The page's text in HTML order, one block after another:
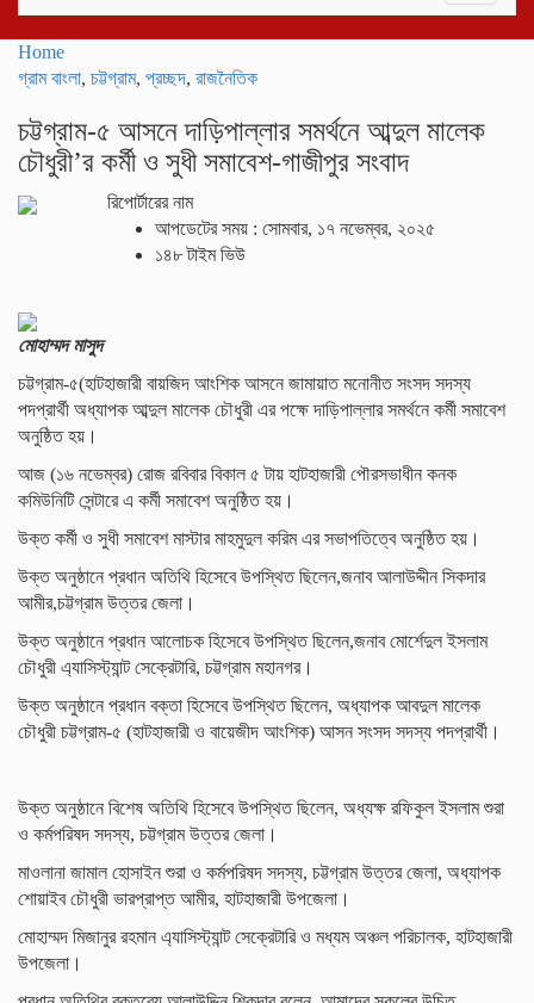
Home
গ্রাম বাংলা, চট্টগ্রাম, প্রচ্ছদ, রাজনৈতিক
চট্টগ্রাম-৫ আসনে দাড়িপাল্লার সমর্থনে আব্দুল মালেক
চৌধুরী’র কর্মী ও সুধী সমাবেশ-গাজীপুর সংবাদ
রিপোর্টারের নাম
আপডেটের সময় : সোমবার, ১৭ নভেম্বর, ২০২৫
১৪৮ টাইম ভিউ
মোহাম্মদ মাসুদ
চট্টগ্রাম-৫(হাটহাজারী বায়জিদ আংশিক আসনে জামায়াত মনোনীত সংসদ সদস্য
পদপ্রার্থী অধ্যাপক আব্দুল মালেক চৌধুরী এর পক্ষে দাড়িপাল্লার সমর্থনে কর্মী সমাবেশ
অনুষ্ঠিত হয়।
আজ (১৬ নভেম্বর) রোজ রবিবার বিকাল ৫ টায় হাটহাজারী পৌরসভাধীন কনক
কমিউনিটি সেন্টারে এ কর্মী সমাবেশ অনুষ্ঠিত হয়।
উক্ত কর্মী ও সুধী সমাবেশ মাস্টার মাহমুদুল করিম এর সভাপতিত্বে অনুষ্ঠিত হয়।
উক্ত অনুষ্ঠানে প্রধান অতিথি হিসেবে উপস্থিত ছিলেন,জনাব আলাউদ্দীন সিকদার
আমীর,চট্টগ্রাম উত্তর জেলা।
উক্ত অনুষ্ঠানে প্রধান আলোচক হিসেবে উপস্থিত ছিলেন,জনাব মোর্শেদুল ইসলাম
চৌধুরী এ্যাসিস্ট্যান্ট সেক্রেটারি, চট্টগ্রাম মহানগর।
উক্ত অনুষ্ঠানে প্রধান বক্তা হিসেবে উপস্থিত ছিলেন, অধ্যাপক আবদুল মালেক
চৌধুরী চট্টগ্রাম-৫ (হাটহাজারী ও বায়েজীদ আংশিক) আসন সংসদ সদস্য পদপ্রার্থী।
উক্ত অনুষ্ঠানে বিশেষ অতিথি হিসেবে উপস্থিত ছিলেন, অধ্যক্ষ রফিকুল ইসলাম শুরা
ও কর্মপরিষদ সদস্য, চট্টগ্রাম উত্তর জেলা।
মাওলানা জামাল হোসাইন শুরা ও কর্মপরিষদ সদস্য, চট্টগ্রাম উত্তর জেলা, অধ্যাপক
শোয়াইব চৌধুরী ভারপ্রাপ্ত আমীর, হাটহাজারী উপজেলা।
মোহাম্মদ মিজানুর রহমান এ্যাসিস্ট্যান্ট সেক্রেটারি ও মধ্যম অঞ্চল পরিচালক, হাটহাজারী
উপজেলা।